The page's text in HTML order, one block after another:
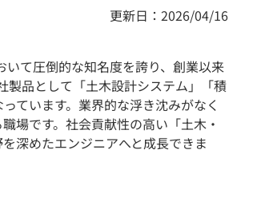
更新日：2026/04/16
て圧倒的な知名度を誇り、創業以来
製品として「土木設計システム」「積
ています。業界的な浮き沈みがなく
場です。社会貢献性の高い「土木・
深めたエンジニアへと成長できま